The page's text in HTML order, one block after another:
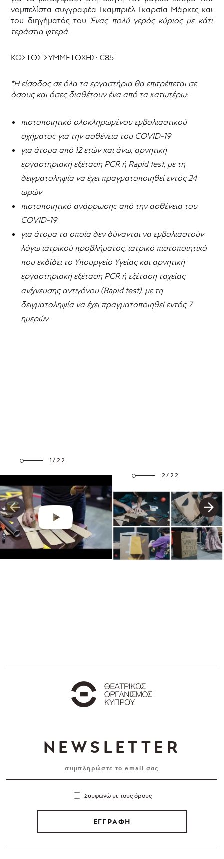
νομπελίστα συγγραφέα Γκαμπριέλ Γκαρσία Μάρκες και
του διηγήματός του Ένας πολύ γερός κύριος με κάτι
τεράστια φτερά.
ΚΟΣΤΟΣ ΣΥΜΜΕΤΟΧΗΣ: €85
*Η είσοδος σε όλα τα εργαστήρια θα επιτρέπεται σε
όσους και όσες διαθέτουν ένα από τα κατωτέρω:
πιστοποιητικό ολοκληρωμένου εμβολιαστικού
σχήματος για την ασθένεια του COVID-19
για άτομα από 12 ετών και άνω, αρνητική
εργαστηριακή εξέταση PCR ή Rapid test, με τη
δειγματοληψία να έχει πραγματοποιηθεί εντός 24
ωρών
πιστοποιητικό ανάρρωσης από την ασθένεια του
COVID-19
για άτομα τα οποία δεν δύνανται να εμβολιαστούν
λόγω ιατρικού προβλήματος, ιατρικό πιστοποιητικό
που εκδίδει το Υπουργείο Υγείας και αρνητική
εργαστηριακή εξέταση PCR ή εξέταση ταχείας
ανίχνευσης αντιγόνου (Rapid test), με τη
δειγματοληψία να έχει πραγματοποιηθεί εντός 7
ημερών
1/22
2/22
NEWSLETTER
Συμφωνώ με τους όρους
ΕΓΓΡΑΦΗ